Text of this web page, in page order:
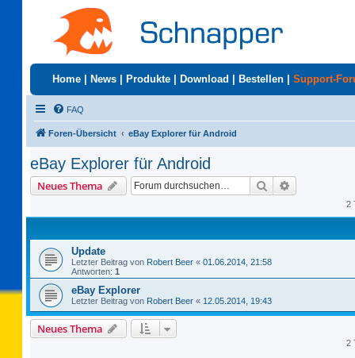
Home News Produkte Download Bestellen Support-
FAQ
Foren-Übersicht eBay Explorer für Android
eBay Explorer für Android
Neues Thema Suche
2
Update
Letzter Beitrag von Robert Beer « 01.06.2014, 21:58
Antworten: 1
eBay Explorer
Letzter Beitrag von Robert Beer « 12.05.2014, 19:43
Neues Thema
2